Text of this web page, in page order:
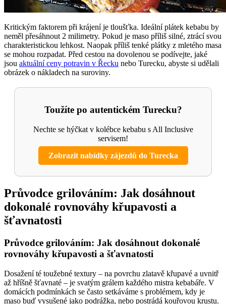
Kritickým faktorem při krájení je tloušťka. Ideální plátek kebabu by
neměl přesáhnout 2 milimetry. Pokud je maso příliš silné, ztrácí svou
charakteristickou lehkost. Naopak příliš tenké plátky z mletého masa
se mohou rozpadat. Před cestou na dovolenou se podívejte, jaké
jsou aktuální ceny potravin v Řecku nebo Turecku, abyste si udělali
obrázek o nákladech na suroviny.
Toužíte po autentickém Turecku?
Nechte se hýčkat v kolébce kebabu s All Inclusive
servisem!
Zobrazit nabídky zájezdů do Turecka
Průvodce grilováním: Jak dosáhnout
dokonalé rovnováhy křupavosti a
šťavnatosti
Průvodce grilováním: Jak dosáhnout dokonalé
rovnováhy křupavosti a šťavnatosti
Dosažení té toužebné textury – na povrchu zlatavě křupavé a uvnitř
až hříšně šťavnaté – je svatým grálem každého mistra kebabáře. V
domácích podmínkách se často setkáváme s problémem, kdy je
maso buď vysušené jako podrážka, nebo postrádá kouřovou krustu.